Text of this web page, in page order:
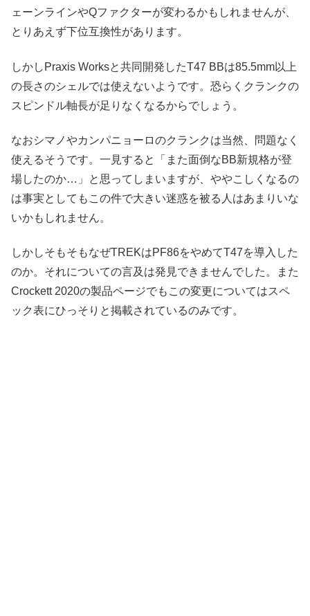
ェーンラインやQファクターが変わるかもしれませんが、
とりあえず下位互換性があります。
しかしPraxis Worksと共同開発したT47 BBは85.5mm以上
の長さのシェルでは使えないようです。恐らくクランクの
スピンドル軸長が足りなくなるからでしょう。
なおシマノやカンパニョーロのクランクは当然、問題なく
使えるそうです。一見すると「また面倒なBB新規格が登
場したのか…」と思ってしまいますが、ややこしくなるの
は事実としてもこの件で大きい迷惑を被る人はあまりいな
いかもしれません。
しかしそもそもなぜTREKはPF86をやめてT47を導入した
のか。それについての言及は発見できませんでした。また
Crockett 2020の製品ページでもこの変更についてはスペ
ック表にひっそりと掲載されているのみです。